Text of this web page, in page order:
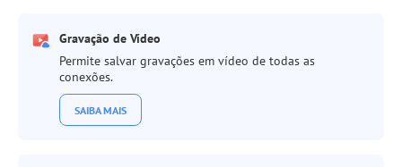
Gravação de Vídeo
Permite salvar gravações em vídeo de todas as
conexões.
SAIBA MAIS